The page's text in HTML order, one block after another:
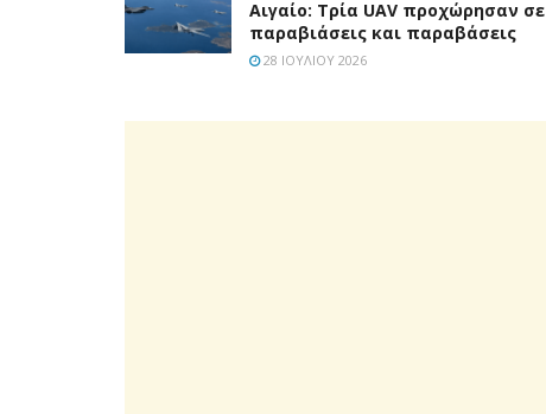
Αιγαίο: Τρία UAV προχώρησαν σε
παραβιάσεις και παραβάσεις
28 ΙΟΥΛΊΟΥ 2026